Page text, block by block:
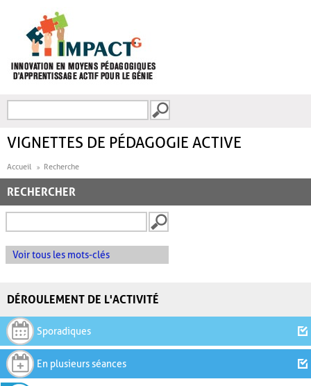
FORMULAIRE DE
VIGNETTES DE PÉDAGOGIE ACTIVE
Accueil Recherche
RECHERCHER
Voir tous les mots-clés
DÉROULEMENT DE L'ACTIVITÉ
Sporadiques
En plusieurs séances